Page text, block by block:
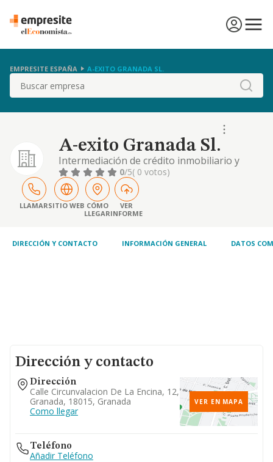
EMPRESITE ESPAÑA A-EXITO GRANADA SL.
Buscar
A-exito Granada Sl.
Intermediación de crédito inmobiliario y
gestión de préstamos hipotecarios para
terceros. quedan excluidas del objeto social
las actividades que requieran de una
autorización especial según la ley
0/5( 0 votos)
LLAMARSITIO WEB CÓMO
LLEGAR
VER
INFORME
DIRECCIÓN Y CONTACTO INFORMACIÓN GENERAL DATOS
Dirección y contacto
Dirección
Calle Circunvalacion De La Encina, 12,
Granada, 18015, Granada
Como llegar
VER EN MAPA
Teléfono
Añadir Teléfono